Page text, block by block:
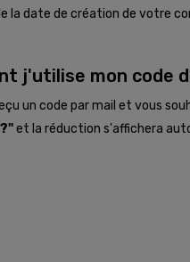
la date de création de votre
j'utilise mon code
un code par mail et vous
et la réduction s'affichera